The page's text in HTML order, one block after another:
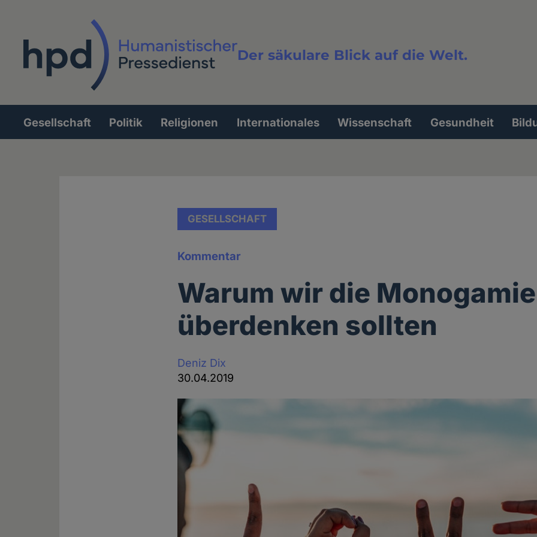
Der säkulare Blick auf die Welt.
Volltextsuche
Hauptnavigation
Gesellschaft Politik Religionen Internationales Wissenschaft Gesundheit
GESELLSCHAFT
Kommentar
Warum wir die Monogamie
überdenken sollten
Deniz Dix
30.04.2019